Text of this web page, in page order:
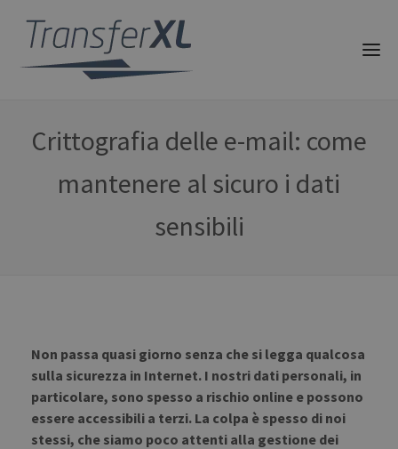
Crittografia delle e-mail: come
mantenere al sicuro i dati
sensibili
Non passa quasi giorno senza che si legga qualcosa
sulla sicurezza in Internet. I nostri dati personali, in
particolare, sono spesso a rischio online e possono
essere accessibili a terzi. La colpa è spesso di noi
stessi, che siamo poco attenti alla gestione dei